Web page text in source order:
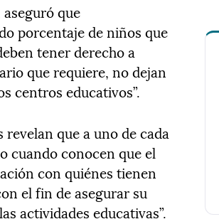
que
porcentaje de niños que
tener derecho a
que requiere, no dejan
centros educativos”.
que a uno de cada
cuando conocen que el
con quiénes tienen
el fin de asegurar su
actividades educativas”.